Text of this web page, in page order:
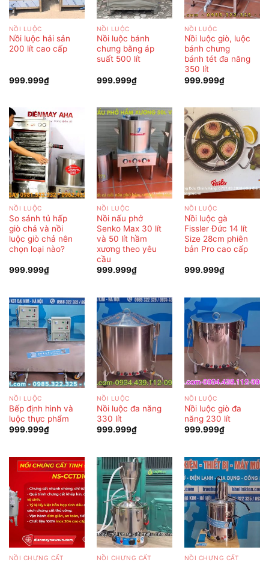
NỒI LUỘC
Nồi luộc hải sản
200 lít cao cấp
999.999₫
NỒI LUỘC
Nồi luộc bánh
chưng bằng áp
suất 500 lít
999.999₫
NỒI LUỘC
Nồi luộc giò, luộc
bánh chưng
bánh tét đa năng
350 lít
999.999₫
NỒI LUỘC
So sánh tủ hấp
giò chả và nồi
luộc giò chả nên
chọn loại nào?
999.999₫
NỒI LUỘC
Nồi nấu phở
Senko Max 30 lít
và 50 lít hầm
xương theo yêu
cầu
999.999₫
NỒI LUỘC
Nồi luộc gà
Fissler Đức 14 lít
Size 28cm phiên
bản Pro cao cấp
999.999₫
NỒI LUỘC
Bếp định hình và
luộc thực phẩm
999.999₫
NỒI LUỘC
Nồi luộc đa năng
330 lít
999.999₫
NỒI LUỘC
Nồi luộc giò đa
năng 230 lít
999.999₫
NỒI CHƯNG CẤT NỒI CHƯNG CẤT NỒI CHƯNG CẤT